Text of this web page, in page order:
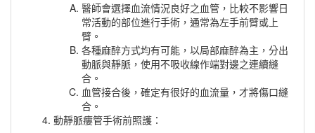
醫師會選擇血流情況良好之血管，比較不影響日
常活動的部位進行手術，通常為左手前臂或上
臂。
各種麻醉方式均有可能，以局部麻醉為主，分出
動脈與靜脈，使用不吸收線作端對邊之連續縫
合。
血管接合後，確定有很好的血流量，才將傷口縫
合。
動靜脈瘻管手術前照護：